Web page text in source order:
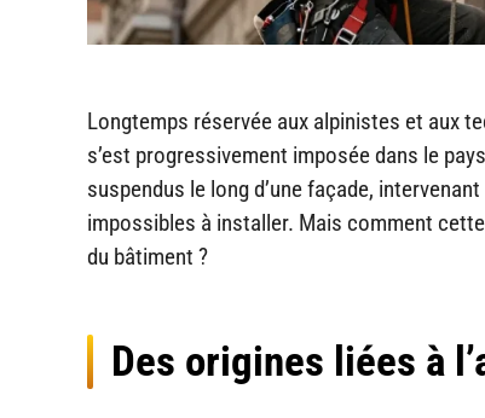
Longtemps réservée aux alpinistes et aux
s’est progressivement imposée dans le
suspendus le long d’une façade,
impossibles à installer. Mais comment
du bâtiment ?
Des origines liées à